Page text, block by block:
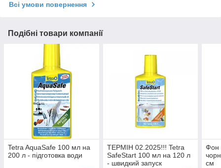
Всі умови повернення
Подібні товари компанії
Tetra AquaSafe 100 мл на
200 л - підготовка води
ТЕРМІН 02.2025!!! Tetra
SafeStart 100 мл на 120 л
- швидкий запуск
Фон
см